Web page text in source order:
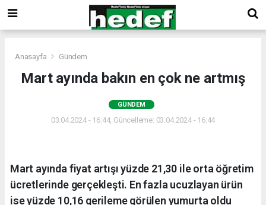
Anasayfa Gündem
Mart ayında bakın en çok ne artmış
GÜNDEM
03.04.2024 - 16:44, Güncelleme: 03.04.2024 - 16:44
Mart ayında fiyat artışı yüzde 21,30 ile orta öğretim
ücretlerinde gerçekleşti. En fazla ucuzlayan ürün
ise yüzde 10,16 gerileme görülen yumurta oldu